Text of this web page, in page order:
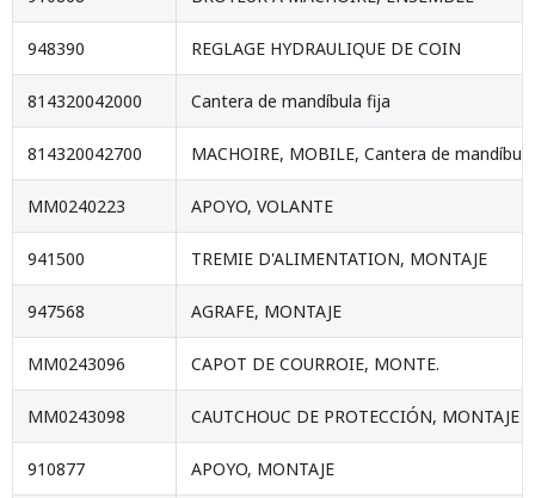
948390 REGLAGE HYDRAULIQUE DE COIN
814320042000 Cantera de mandíbula fija
814320042700 MACHOIRE, MOBILE, Cantera de
MM0240223 APOYO, VOLANTE
941500 TREMIE D'ALIMENTATION, MONTAJE
947568 AGRAFE, MONTAJE
MM0243096 CAPOT DE COURROIE, MONTE.
MM0243098 CAUTCHOUC DE PROTECCIÓN, MONTAJE
910877 APOYO, MONTAJE